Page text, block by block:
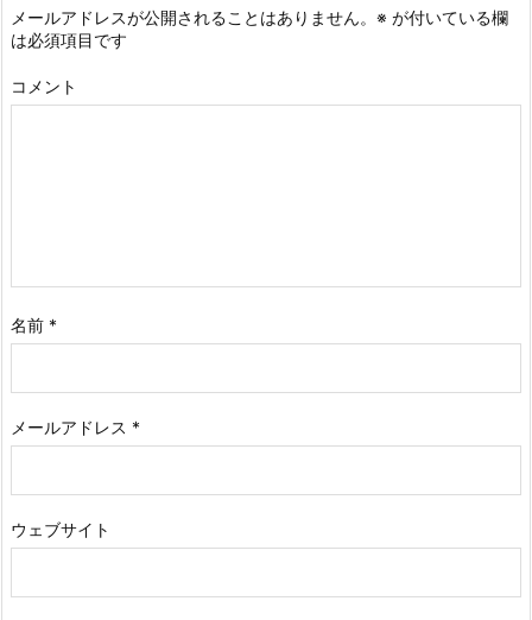
メールアドレスが公開されることはありません。 ※ が付いている欄
は必須項目です
コメント
名前 *
メールアドレス *
ウェブサイト